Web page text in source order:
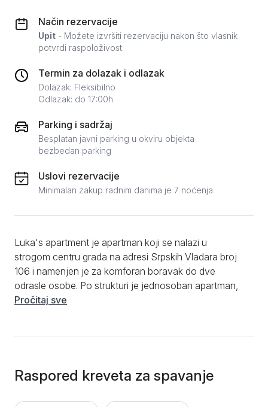
Način rezervacije
Upit - Možete izvršiti rezervaciju nakon što vlasnik
potvrdi raspoloživost.
Termin za dolazak i odlazak
Dolazak: Fleksibilno
Odlazak: do 17:00h
Parking i sadržaj
Besplatan javni parking u okviru objekta
bezbedan parking
Uslovi rezervacije
Minimalan zakup radnim danima je 7 noćenja
Luka's apartment je apartman koji se nalazi u
strogom centru grada na adresi Srpskih Vladara broj
106 i namenjen je za komforan boravak do dve
odrasle osobe. Po strukturi je jednosoban apartman,
ima 56m2, a sastoji se od velikog dnevnog boravka
opremljen luksuznim i modernim komadima
nameštaja. Od dodatnog sadržaja gostima su na
raspolaganju besplatan WIFI, čisti peškiri i posteljina i
Pročitaj sve
Raspored kreveta za spavanje